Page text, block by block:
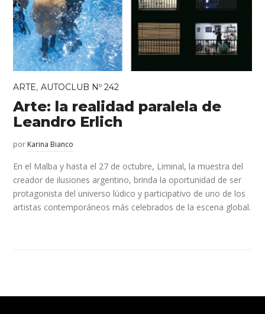
ARTE,AUTOCLUB Nº 242
Arte: la realidad paralela de
Leandro Erlich
por Karina Bianco
En el Malba y hasta el 27 de octubre, Liminal, la muestra del
creador de ilusiones argentino, brinda la oportunidad de ser
protagonista del universo lúdico y participativo de uno de los
artistas contemporáneos más celebrados de la escena global.